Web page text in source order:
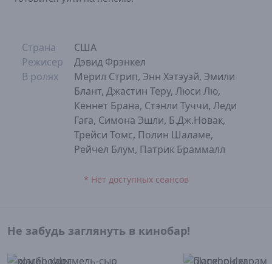
Страна
США
Режисер
Дэвид Фрэнкел
В ролях
Мерил Стрип, Энн Хэтэуэй, Эмили
Блант, Джастин Теру, Люси Лю,
Кеннет Брана, Стэнли Туччи, Леди
Гага, Симона Эшли, Б.Дж.Новак,
Трейси Томс, Полин Шаламе,
Рейчел Блум, Патрик Браммалл
* Нет доступных сеансов
Не забудь заглянуть в кинобар!